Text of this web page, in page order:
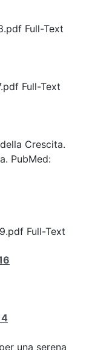
Full-Text
Full-Text
Crescita.
PubMed:
Full-Text
una serena